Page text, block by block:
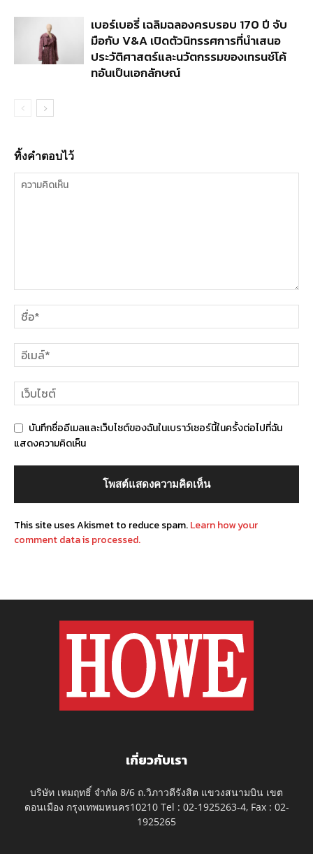
เบอร์เบอรี่ เฉลิมฉลองครบรอบ 170 ปี จับ
มือกับ V&A เปิดตัวนิทรรศการที่นำเสนอ
ประวัติศาสตร์และนวัตกรรมของเทรนช์โค้
ทอันเป็นเอกลักษณ์
ทิ้งคำตอบไว้
บันทึกชื่ออีเมลและเว็บไซต์ของฉันในเบราว์เซอร์นี้ในครั้งต่อไปที่ฉัน
แสดงความคิดเห็น
This site uses Akismet to reduce spam.Learn how your
comment data is processed.
เกี่ยวกับเรา
บริษัท เหมฤทธิ์ จำกัด 8/6 ถ.วิภาวดีรังสิต แขวงสนามบิน เขต
ดอนเมือง กรุงเทพมหนคร10210 Tel : 02-1925263-4, Fax : 02-
1925265